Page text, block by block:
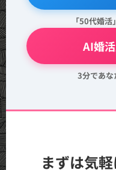
「50代婚
💖 AI婚
3分であな
まずは気